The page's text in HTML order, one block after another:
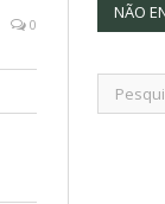
0
NÃO